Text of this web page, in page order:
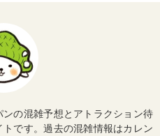
の混雑予想とアトラクション待
です。過去の混雑情報はカレン